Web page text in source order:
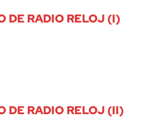
DE RADIO RELOJ (I)
DE RADIO RELOJ (II)